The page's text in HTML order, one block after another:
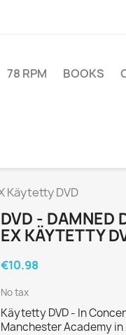
78 RPM BOOKS
Käytetty DVD
DVD - DAMNED
EX KÄYTETTY
€10.98
No tax
Käytetty DVD - In
Manchester Academy